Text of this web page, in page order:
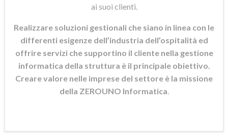
ai suoi clienti.
Realizzare soluzioni gestionali che siano in linea con le
differenti esigenze dell’industria dell’ospitalità ed
offrire servizi che supportino il cliente nella gestione
informatica della struttura è il principale obiettivo.
Creare valore nelle imprese del settore è la missione
della ZEROUNO Informatica